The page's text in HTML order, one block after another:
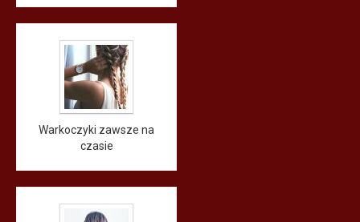
Warkoczyki zawsze na
czasie